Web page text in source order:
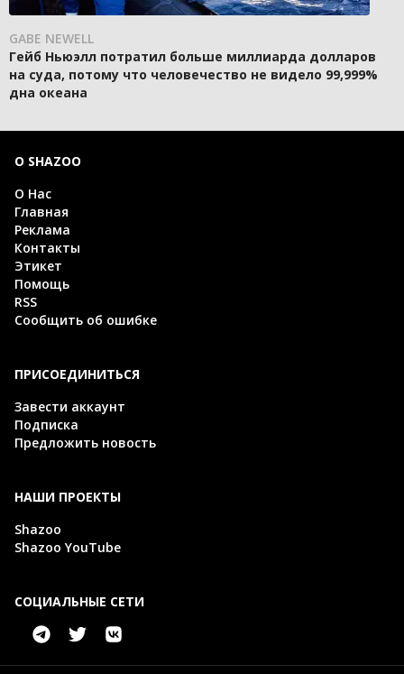
GABE NEWELL
Гейб Ньюэлл потратил больше миллиарда долларов
на суда, потому что человечество не видело 99,999%
дна океана
О SHAZOO
О Нас
Главная
Реклама
Контакты
Этикет
Помощь
RSS
Сообщить об ошибке
ПРИСОЕДИНИТЬСЯ
Завести аккаунт
Подписка
Предложить новость
НАШИ ПРОЕКТЫ
Shazoo
Shazoo YouTube
СОЦИАЛЬНЫЕ СЕТИ